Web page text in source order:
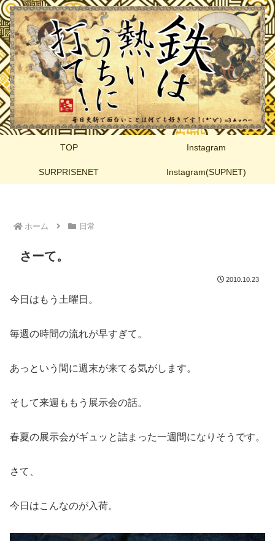
TOP Instagram
SURPRISENET Instagram(SUPNET)
ホーム 日常
さーて。
2010.10.23
今日はもう土曜日。
毎週の時間の流れが早すぎて。
あっという間に週末が来てる気がします。
そして来週ももう展示会の話。
春夏の展示会がギュッと詰まった一週間になりそうです。
さて、
今日はこんなのが入荷。